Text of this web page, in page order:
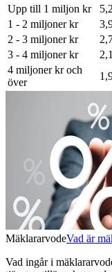
Upp till 1 miljon kr
1 - 2 miljoner kr
2 - 3 miljoner kr
3 - 4 miljoner kr
4 miljoner kr och
över
MäklararvodeVad är
Vad ingår i